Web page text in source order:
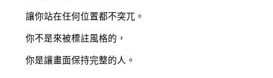
讓你站在任何位置都不突兀。
你不是來被標註風格的，
你是讓畫面保持完整的人。